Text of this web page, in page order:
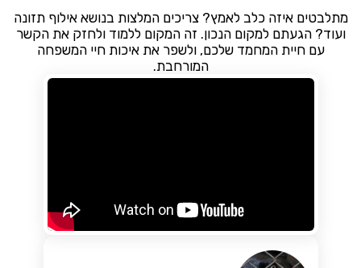
מתלבטים איזה כלב לאמץ? צריכים המלצות בנושא אילוף תזונה
ועוד? הגעתם למקום הנכון. זה המקום ללמוד ולחזק את הקשר
עם חיית המחמד שלכם, ולשפר את איכות חיי המשפחה
המורחבת.